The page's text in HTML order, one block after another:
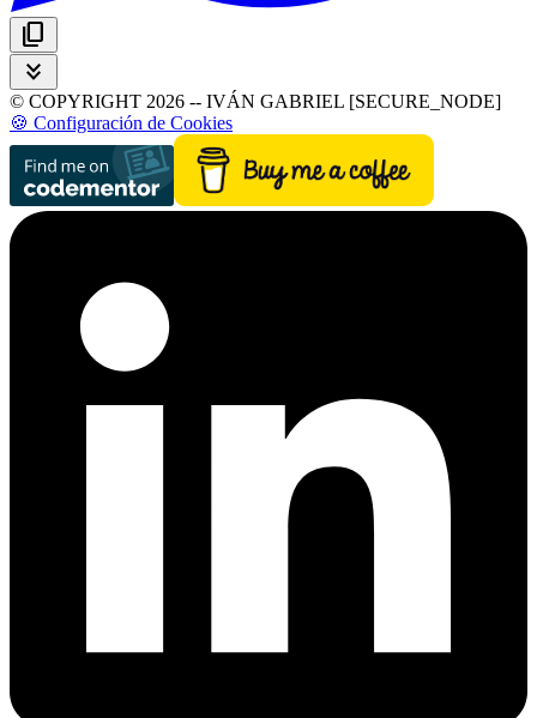
content_copy
keyboard_double_arrow_down
© COPYRIGHT 2026 -- IVÁN GABRIEL [SECURE_NODE]
🍪 Configuración de Cookies